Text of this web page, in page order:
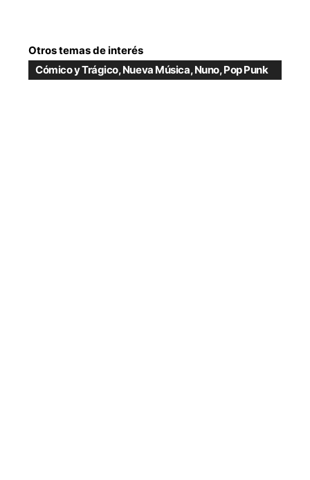
Otros temas de interés
Cómico y Trágico,Nueva Música,Nuno,Pop Punk